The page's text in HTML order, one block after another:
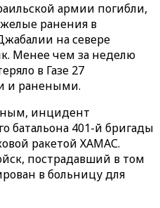
армии погибли,
ранения в
на севере
Менее чем за неделю
в Газе 27
и ранеными.
инцидент
батальона 401-й бригады
ракетой ХАМАС.
пострадавший в том
в больницу для